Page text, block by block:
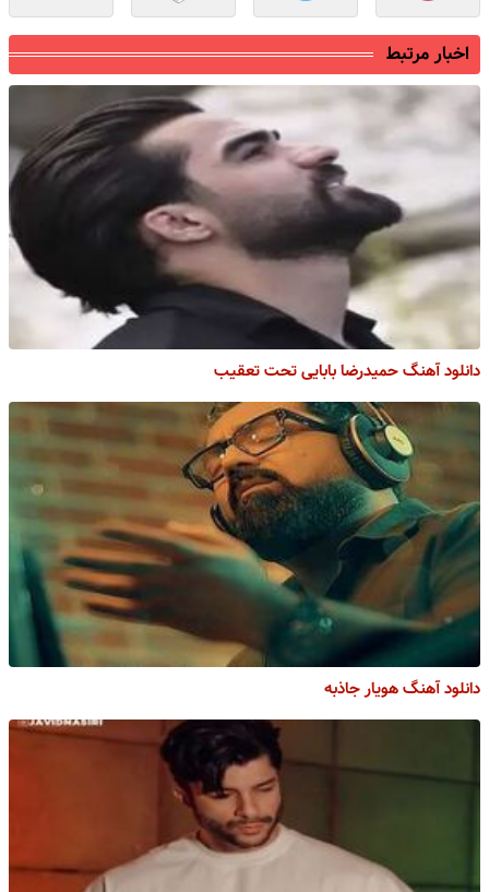
اخبار مرتبط
دانلود آهنگ حمیدرضا بابایی تحت تعقیب
دانلود آهنگ هویار جاذبه